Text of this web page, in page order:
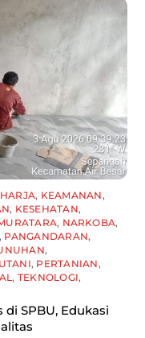
, KEAMANAN,
, KESEHATAN,
, NARKOBA,
PANGANDARAN,
,
, PERTANIAN,
, TEKNOLOGI,
SPBU, Edukasi